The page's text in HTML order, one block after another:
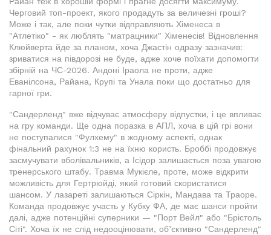
Черговий топ-проект, якого продадуть за величезні гроші?
Може і так, але поки чутки відправляють Хіменеса в
"Атлетіко" - як люблять "матрацники" Хіменесів! Відновлення
Клюйверта йде за планом, хоча Джастін одразу зазначив:
зриватися на півдорозі не буде, адже хоче поїхати допомогти
збірній на ЧС-2026. Андоні Іраола не проти, адже
Еванілсона, Райана, Крупі та Унала поки що достатньо для
гарної гри.
"Сандерленд" вже відчуває атмосферу відпустки, і це впливає
на гру команди. Ще одна поразка в АПЛ, хоча в цій грі вони
не поступалися "Фулхему" в жодному аспекті, однак
фінальний рахунок 1:3 не на їхню користь. Броббі продовжує
засмучувати вболівальників, а Ісідор залишається поза увагою
тренерського штабу. Травма Мукієле, проте, може відкрити
можливість для Гертрюйді, який готовий скористатися
шансом. У лазареті залишаються Сіркін, Мандава та Траоре.
Команда продовжує участь у Кубку ФА, де має шанси пройти
далі, адже потенційні суперники — "Порт Вейл" або "Брістоль
Сіті". Хоча їх не слід недооцінювати, об’єктивно "Сандерленд"